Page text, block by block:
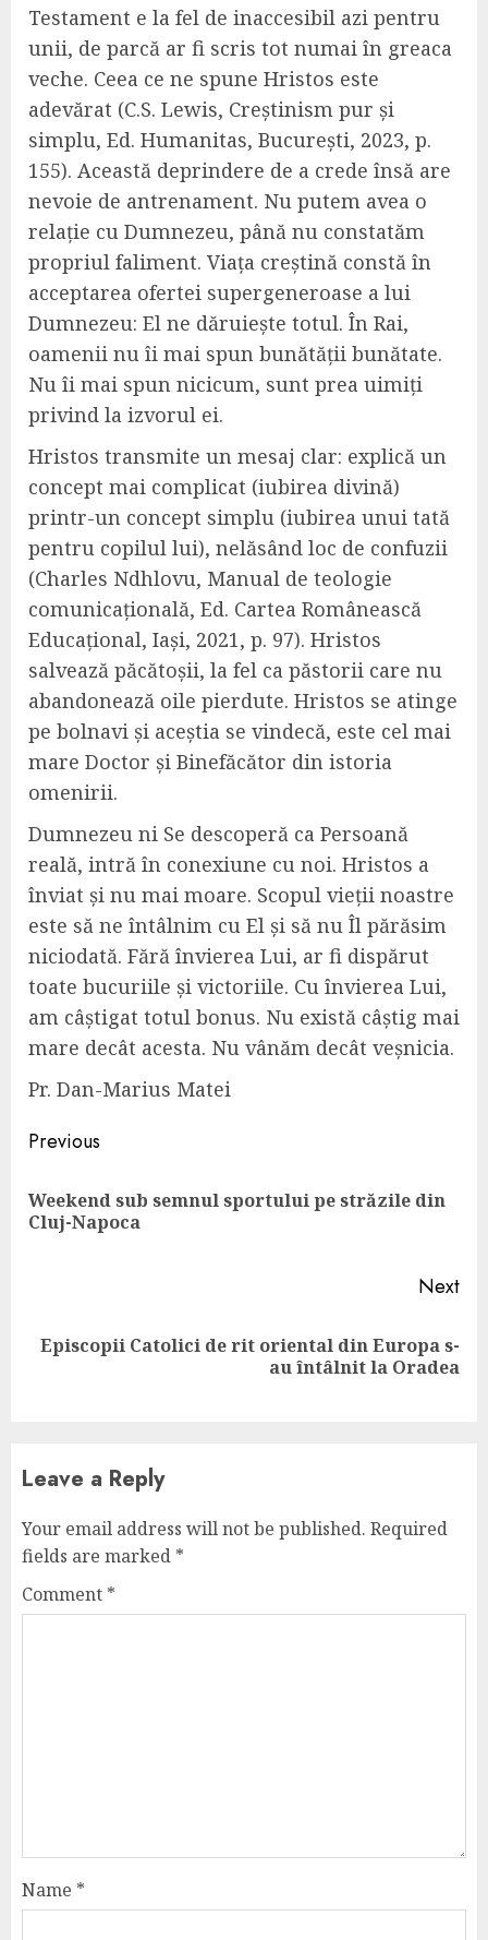
Testament e la fel de inaccesibil azi pentru
unii, de parcă ar fi scris tot numai în greaca
veche. Ceea ce ne spune Hristos este
adevărat (C.S. Lewis, Creștinism pur și
simplu, Ed. Humanitas, București, 2023, p.
155). Această deprindere de a crede însă are
nevoie de antrenament. Nu putem avea o
relație cu Dumnezeu, până nu constatăm
propriul faliment. Viața creștină constă în
acceptarea ofertei supergeneroase a lui
Dumnezeu: El ne dăruiește totul. În Rai,
oamenii nu îi mai spun bunătății bunătate.
Nu îi mai spun nicicum, sunt prea uimiți
privind la izvorul ei.
Hristos transmite un mesaj clar: explică un
concept mai complicat (iubirea divină)
printr-un concept simplu (iubirea unui tată
pentru copilul lui), nelăsând loc de confuzii
(Charles Ndhlovu, Manual de teologie
comunicațională, Ed. Cartea Românească
Educațional, Iași, 2021, p. 97). Hristos
salvează păcătoșii, la fel ca păstorii care nu
abandonează oile pierdute. Hristos se atinge
pe bolnavi și aceștia se vindecă, este cel mai
mare Doctor și Binefăcător din istoria
omenirii.
Dumnezeu ni Se descoperă ca Persoană
reală, intră în conexiune cu noi. Hristos a
înviat și nu mai moare. Scopul vieții noastre
este să ne întâlnim cu El și să nu Îl părăsim
niciodată. Fără învierea Lui, ar fi dispărut
toate bucuriile și victoriile. Cu învierea Lui,
am câștigat totul bonus. Nu există câștig mai
mare decât acesta. Nu vânăm decât veșnicia.
Pr. Dan-Marius Matei
Continue
Reading
Previous
Weekend sub semnul sportului pe străzile din
Cluj-Napoca
Next
Next
Episcopii Catolici de rit oriental din Europa s-
au întâlnit la Oradea
Leave a Reply
Your email address will not be published. Required
fields are marked *
Comment *
Name *